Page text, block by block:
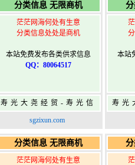
分类信息 无限商机
茫茫网海何处有生意
分类信息处处是商机
本站免费发布各类供求信息
QQ：80064517
寿光大尧经贸-寿光信
息网-免费信息发布网-
sgzixun.com
本站
寿光
分类信息 无限商机
茫茫网海何处有生意